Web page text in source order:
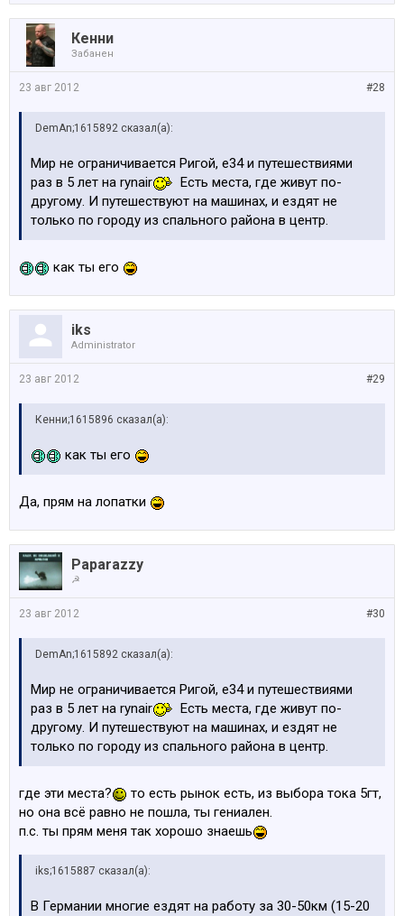
Кенни
Забанен
#28
23 авг 2012
DemAn;1615892 сказал(а):
Мир не ограничивается Ригой, е34 и путешествиями
раз в 5 лет на rynair
Есть места, где живут по-
другому. И путешествуют на машинах, и ездят не
только по городу из спального района в центр.
как ты его
iks
Administrator
#29
23 авг 2012
Кенни;1615896 сказал(а):
как ты его
Да, прям на лопатки
Paparazzy
☭
#30
23 авг 2012
DemAn;1615892 сказал(а):
Мир не ограничивается Ригой, е34 и путешествиями
раз в 5 лет на rynair
Есть места, где живут по-
другому. И путешествуют на машинах, и ездят не
только по городу из спального района в центр.
где эти места?
то есть рынок есть, из выбора тока 5гт,
но она всё равно не пошла, ты гениален.
п.с. ты прям меня так хорошо знаешь
iks;1615887 сказал(а):
В Германии многие ездят на работу за 30-50км (15-20